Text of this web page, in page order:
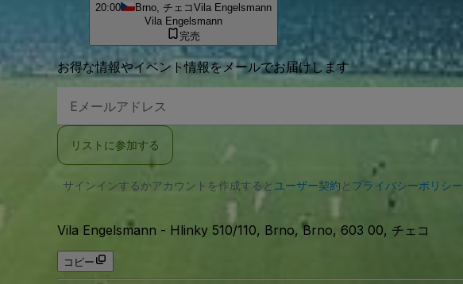
20:00 Brno, チェコVila Engelsmann
Vila Engelsmann
完売
お得な情報やイベント情報をメールでお届けします
メ
ア
ス
リストに参加する
サインインするかアカウントを作成すると ユーザー契約 と プライバシーポリシー
Vila Engelsmann - Hlinky 510/110, Brno, Brno, 603 00, チェコ
コピー